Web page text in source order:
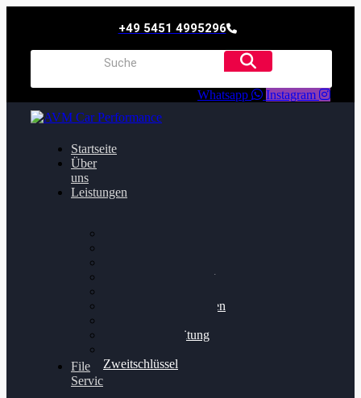
+49 5451 4995296
Whatsapp Instagram
Startseite
Über
uns
Leistungen
Getriebeoptimierung
Bremsscheiben planen
Felgenaufbereitung
Zweitschlüssel
File
Service